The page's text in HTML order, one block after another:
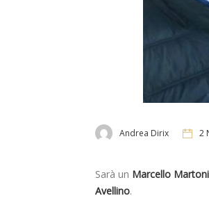
Andrea Dirix 2
Sarà un Marcello Martoni
Avellino.